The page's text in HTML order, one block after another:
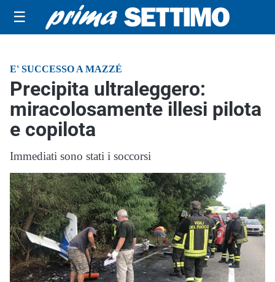
☰
E' SUCCESSO A MAZZÉ
Precipita ultraleggero:
miracolosamente illesi pilota
e copilota
Immediati sono stati i soccorsi